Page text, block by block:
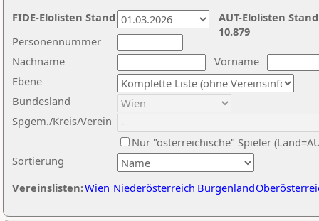
Nachname
Vorname
Ebene
Sortierung
Personennummer
Bundesland
Spgem./Kreis/Verein
Nur "österreichische" Spieler
Vereinslisten:Wien Niederösterreich Burgenland
AUT-Elolisten
10.879
FIDE-Elolisten Stand